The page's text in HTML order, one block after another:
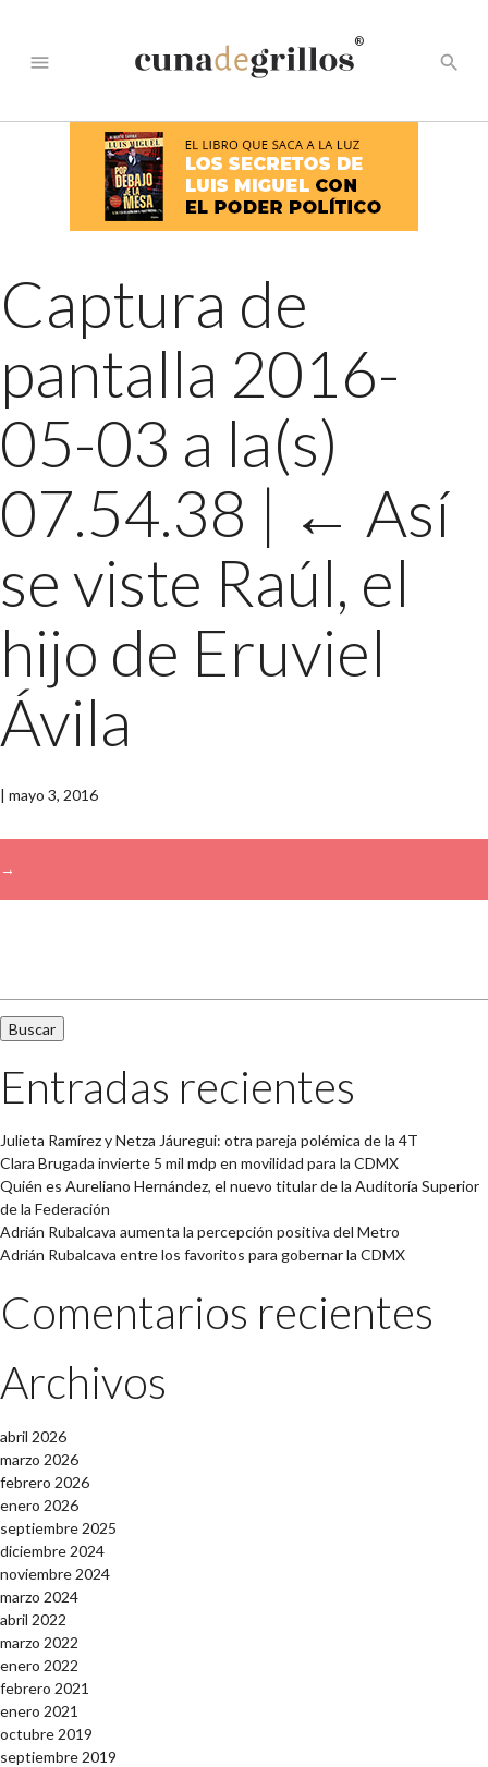
menu
®
search
Captura de
pantalla 2016-
05-03 a la(s)
07.54.38 | ← Así
se viste Raúl, el
hijo de Eruviel
Ávila
| mayo 3, 2016
→
Entradas recientes
Julieta Ramírez y Netza Jáuregui: otra pareja polémica de la 4T
Clara Brugada invierte 5 mil mdp en movilidad para la CDMX
Quién es Aureliano Hernández, el nuevo titular de la Auditoría Superior
de la Federación
Adrián Rubalcava aumenta la percepción positiva del Metro
Adrián Rubalcava entre los favoritos para gobernar la CDMX
Comentarios recientes
Archivos
abril 2026
marzo 2026
febrero 2026
enero 2026
septiembre 2025
diciembre 2024
noviembre 2024
marzo 2024
abril 2022
marzo 2022
enero 2022
febrero 2021
enero 2021
octubre 2019
septiembre 2019